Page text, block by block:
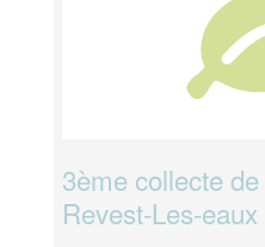
3ème collecte
Revest-Les-eaux